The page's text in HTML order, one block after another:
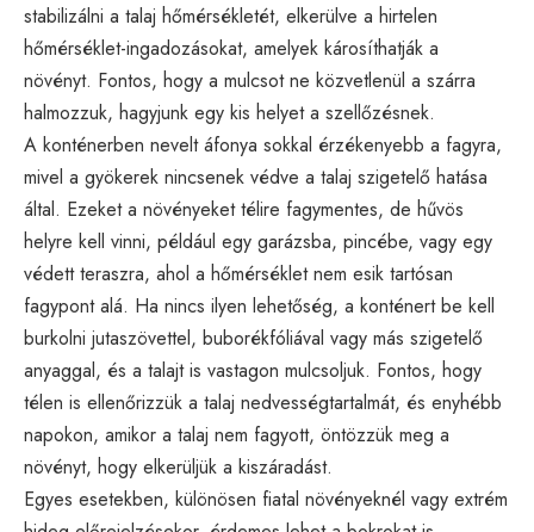
stabilizálni a talaj hőmérsékletét, elkerülve a hirtelen
hőmérséklet-ingadozásokat, amelyek károsíthatják a
növényt. Fontos, hogy a mulcsot ne közvetlenül a szárra
halmozzuk, hagyjunk egy kis helyet a szellőzésnek.
A konténerben nevelt áfonya sokkal érzékenyebb a fagyra,
mivel a gyökerek nincsenek védve a talaj szigetelő hatása
által. Ezeket a növényeket télire fagymentes, de hűvös
helyre kell vinni, például egy garázsba, pincébe, vagy egy
védett teraszra, ahol a hőmérséklet nem esik tartósan
fagypont alá. Ha nincs ilyen lehetőség, a konténert be kell
burkolni jutaszövettel, buborékfóliával vagy más szigetelő
anyaggal, és a talajt is vastagon mulcsoljuk. Fontos, hogy
télen is ellenőrizzük a talaj nedvességtartalmát, és enyhébb
napokon, amikor a talaj nem fagyott, öntözzük meg a
növényt, hogy elkerüljük a kiszáradást.
Egyes esetekben, különösen fiatal növényeknél vagy extrém